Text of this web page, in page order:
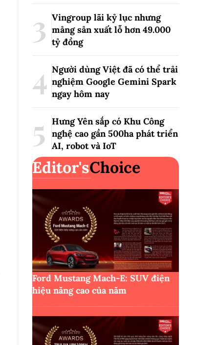
Vingroup lãi kỷ lục nhưng
mảng sản xuất lỗ hơn 49.000
tỷ đồng
Người dùng Việt đã có thể trải
nghiệm Google Gemini Spark
ngay hôm nay
Hưng Yên sắp có Khu Công
nghệ cao gần 500ha phát triển
AI, robot và IoT
Editor'sChoice
Ford Mustang Mach-E: SUV điện
hiệu năng cao của năm